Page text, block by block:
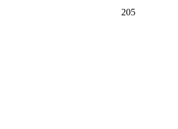
205